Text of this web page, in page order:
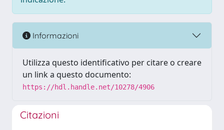
Informazioni
Utilizza questo identificativo per citare o creare
un link a questo documento:
https://hdl.handle.net/10278/4906
Citazioni